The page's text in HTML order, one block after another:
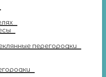
перегородки